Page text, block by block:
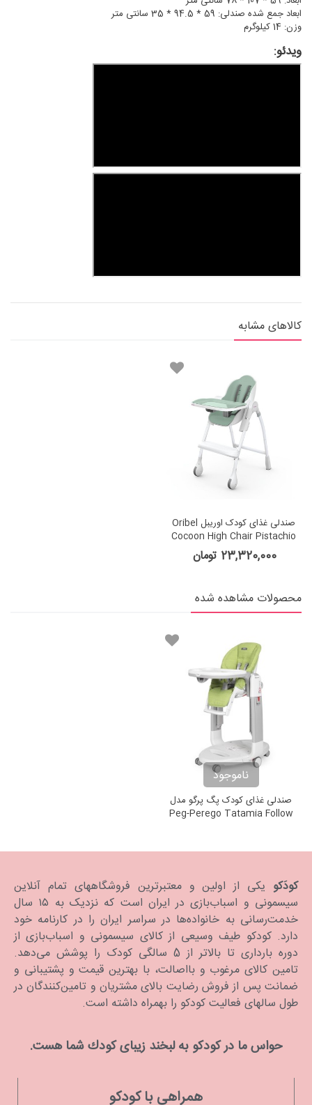
ابعاد جمع شده صندلی: 59 * 94.5 * 35 سانتی متر
وزن: 14 کیلوگرم
ویدئو:
کالاهای مشابه
صندلی غذای کودک اوریبل Oribel
Cocoon High Chair Pistachio
Macaron
23,320,000 تومان
محصولات مشاهده شده
ناموجود
صندلی غذای کودک پگ پرگو مدل
Peg-Perego Tatamia Follow
کودَکو یکی از اولین و معتبرترین فروشگاههای تمام آنلاین
سیسمونی و اسباب‌بازی در ایران است که نزدیک به ۱۵ سال
خدمت‌رسانی به خانواده‌ها در سراسر ایران را در کارنامه خود
دارد. كودكو طیف وسیعی از کالای سیسمونی و اسباب‌بازی از
دوره بارداری تا بالاتر از 5 سالگی کودک را پوشش می‌دهد.
تامین کالای مرغوب و بااصالت، با بهترین قیمت و پشتیبانی و
ضمانت پس از فروش رضایت بالای مشتریان و تامین‌کنندگان در
طول سالهای فعالیت کودکو را بهمراه داشته است.
حواس ما در كودكو به لبخند زیبای كودك شما هست.
همراهی با کودکو